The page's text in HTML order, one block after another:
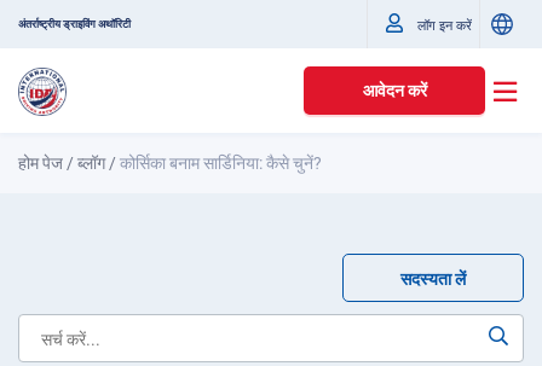
अंतर्राष्ट्रीय ड्राइविंग अथॉरिटी लॉग इन करें
आवेदन करें
होम पेज /ब्लॉग/कोर्सिका बनाम सार्डिनिया: कैसे चुनें?
सदस्यता लें